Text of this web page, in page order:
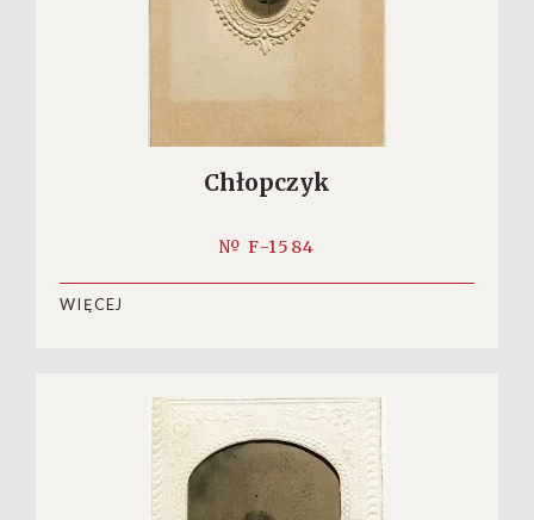
Chłopczyk
№ F-1584
WIĘCEJ